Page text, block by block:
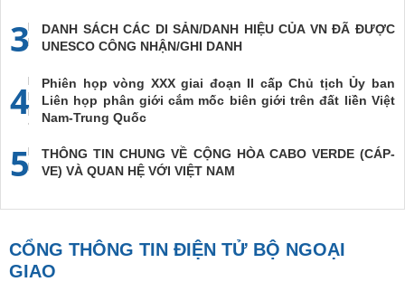
3
DANH SÁCH CÁC DI SẢN/DANH HIỆU CỦA VN ĐÃ ĐƯỢC
UNESCO CÔNG NHẬN/GHI DANH
4
Phiên họp vòng XXX giai đoạn II cấp Chủ tịch Ủy ban
Liên họp phân giới cắm mốc biên giới trên đất liền Việt
Nam-Trung Quốc
5
THÔNG TIN CHUNG VỀ CỘNG HÒA CABO VERDE (CÁP-
VE) VÀ QUAN HỆ VỚI VIỆT NAM
CỔNG THÔNG TIN ĐIỆN TỬ BỘ NGOẠI
GIAO